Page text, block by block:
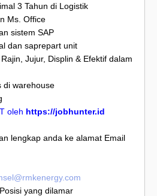
3 Tahun di Logistik
Ms. Office
sistem SAP
dan saprepart unit
Jujur, Displin & Efektif dalam
di warehouse
oleh https://jobhunter.id
lengkap anda ke alamat Email
yang dilamar